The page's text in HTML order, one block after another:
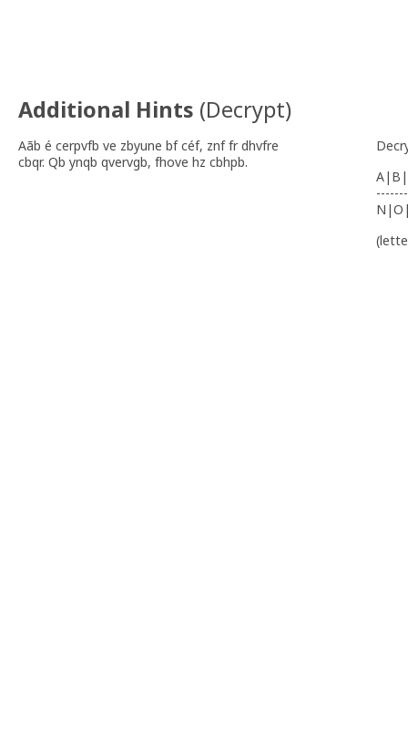
Additional Hints (Decrypt)
Aãb é cerpvfb ve zbyune bf céf, znf fr dhvfre
cbqr. Qb ynqb qvervgb, fhove hz cbhpb.